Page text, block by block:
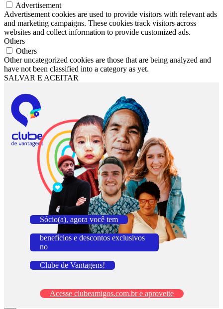
Advertisement
Advertisement cookies are used to provide visitors with relevant ads
and marketing campaigns. These cookies track visitors across
websites and collect information to provide customized ads.
Others
Others
Other uncategorized cookies are those that are being analyzed and
have not been classified into a category as yet.
SALVAR E ACEITAR
Sócio(a), agora você tem
benefícios e descontos exclusivos
no
Clube de Vantagens!
Acesse clubeamigos.com.br e aproveite